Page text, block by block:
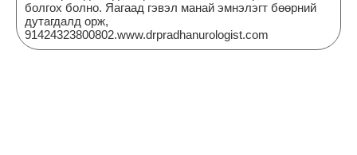
болгох болно. Яагаад гэвэл манай эмнэлэгт бөөрний
дутагдалд орж,
91424323800802.www.drpradhanurologist.com